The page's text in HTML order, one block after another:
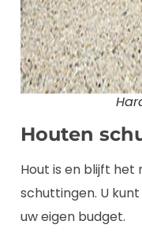
Houten
Hout is en blijft
schuttingen. U
uw eigen budget.